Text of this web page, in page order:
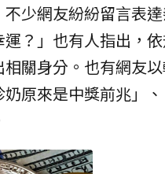
少網友紛紛留言表
？」也有人指出，
關身分。也有網友
原來是中獎前兆」